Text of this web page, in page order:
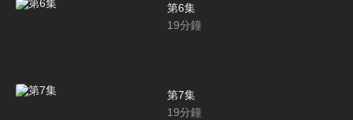
第6集
19分鐘
第7集
19分鐘